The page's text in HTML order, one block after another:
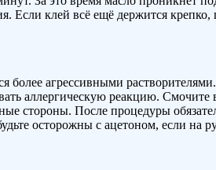
Если клей всё ещё держится
более агрессивными
аллергическую реакцию. Смочите
стороны. После процедуры
осторожны с ацетоном, если на